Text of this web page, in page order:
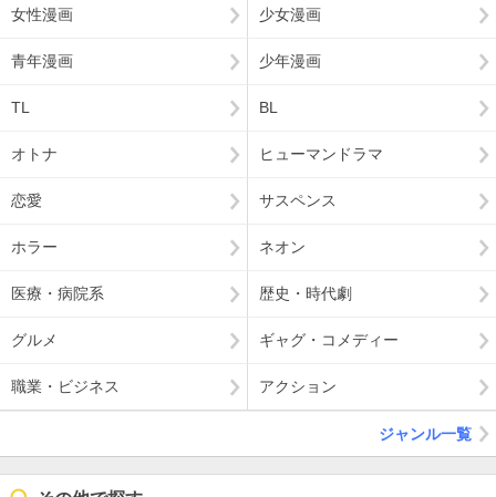
女性漫画 少女漫画
青年漫画 少年漫画
TL BL
オトナ ヒューマンドラマ
恋愛 サスペンス
ホラー ネオン
医療・病院系 歴史・時代劇
グルメ ギャグ・コメディー
職業・ビジネス アクション
ジャンル一覧